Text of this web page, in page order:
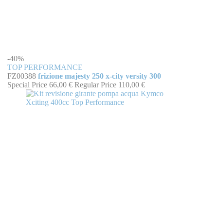
-40%
TOP PERFORMANCE
FZ00388 frizione majesty 250 x-city versity 300
Special Price 66,00 € Regular Price 110,00 €